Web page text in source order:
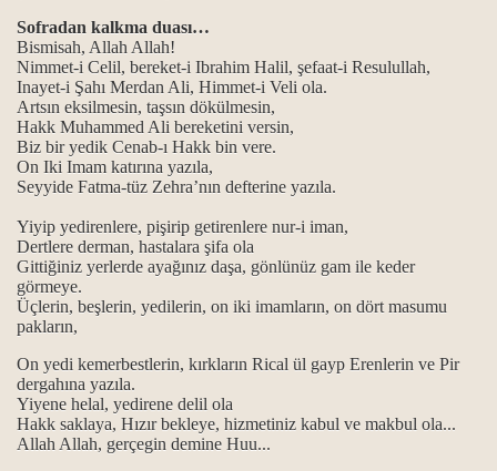
Sofradan kalkma duası…
Bismisah, Allah Allah!
Nimmet-i Celil, bereket-i Ibrahim Halil, şefaat-i Resulullah,
Inayet-i Şahı Merdan Ali, Himmet-i Veli ola.
Artsın eksilmesin, taşsın dökülmesin,
Hakk Muhammed Ali bereketini versin,
Biz bir yedik Cenab-ı Hakk bin vere.
On Iki Imam katırına yazıla,
Seyyide Fatma-tüz Zehra’nın defterine yazıla.
Yiyip yedirenlere, pişirip getirenlere nur-i iman,
Dertlere derman, hastalara şifa ola
Gittiğiniz yerlerde ayağınız daşa, gönlünüz gam ile keder
görmeye.
Üçlerin, beşlerin, yedilerin, on iki imamların, on dört masumu
pakların,
On yedi kemerbestlerin, kırkların Rical ül gayp Erenlerin ve Pir
dergahına yazıla.
Yiyene helal, yedirene delil ola
Hakk saklaya, Hızır bekleye, hizmetiniz kabul ve makbul ola...
Allah Allah, gerçegin demine Huu...
gülbenkler…
ve mührünü açma gülbengi…